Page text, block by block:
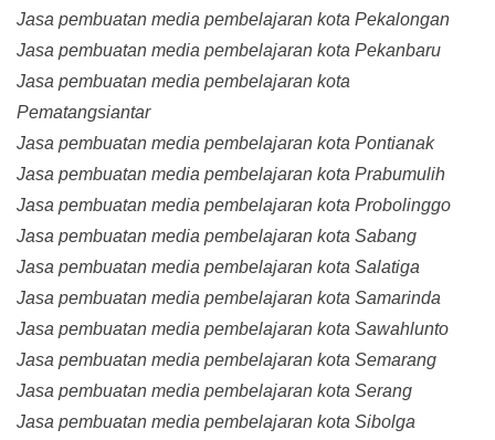
Jasa pembuatan media pembelajaran kota Pekalongan
Jasa pembuatan media pembelajaran kota Pekanbaru
Jasa pembuatan media pembelajaran kota
Pematangsiantar
Jasa pembuatan media pembelajaran kota Pontianak
Jasa pembuatan media pembelajaran kota Prabumulih
Jasa pembuatan media pembelajaran kota Probolinggo
Jasa pembuatan media pembelajaran kota Sabang
Jasa pembuatan media pembelajaran kota Salatiga
Jasa pembuatan media pembelajaran kota Samarinda
Jasa pembuatan media pembelajaran kota Sawahlunto
Jasa pembuatan media pembelajaran kota Semarang
Jasa pembuatan media pembelajaran kota Serang
Jasa pembuatan media pembelajaran kota Sibolga